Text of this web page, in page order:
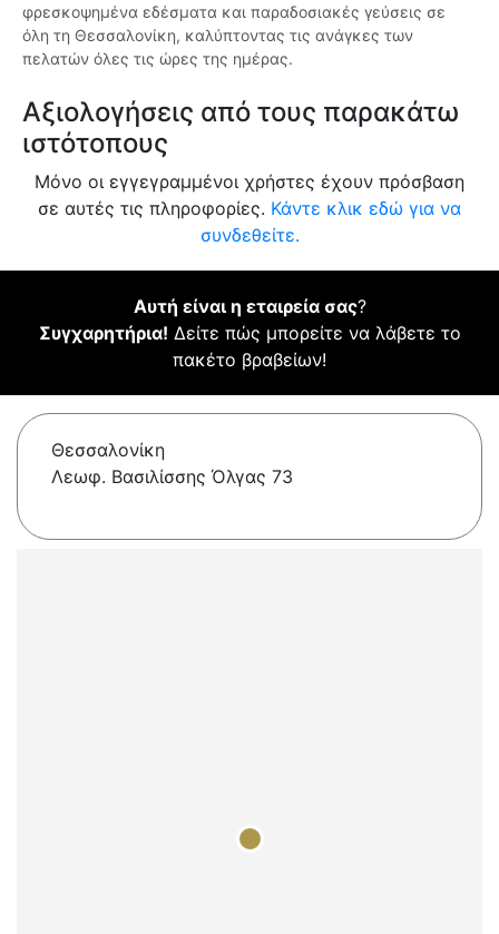
φρεσκοψημένα εδέσματα και παραδοσιακές γεύσεις σε
όλη τη Θεσσαλονίκη, καλύπτοντας τις ανάγκες των
πελατών όλες τις ώρες της ημέρας.
Αξιολογήσεις από τους παρακάτω
ιστότοπους
Μόνο οι εγγεγραμμένοι χρήστες έχουν πρόσβαση
σε αυτές τις πληροφορίες. Κάντε κλικ εδώ για να
συνδεθείτε.
Αυτή είναι η εταιρεία σας?
Συγχαρητήρια! Δείτε πώς μπορείτε να λάβετε το
πακέτο βραβείων!
Θεσσαλονίκη
Λεωφ. Βασιλίσσης Όλγας 73